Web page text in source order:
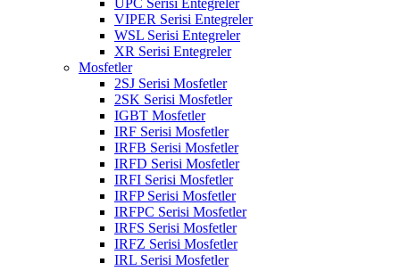
UPC Serisi Entegreler
VIPER Serisi Entegreler
WSL Serisi Entegreler
XR Serisi Entegreler
Mosfetler
2SJ Serisi Mosfetler
2SK Serisi Mosfetler
IGBT Mosfetler
IRF Serisi Mosfetler
IRFB Serisi Mosfetler
IRFD Serisi Mosfetler
IRFI Serisi Mosfetler
IRFP Serisi Mosfetler
IRFPC Serisi Mosfetler
IRFS Serisi Mosfetler
IRFZ Serisi Mosfetler
IRL Serisi Mosfetler